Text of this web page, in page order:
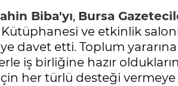
Biba'yı, Bursa
Kütüphanesi ve etkinlik
davet etti. Toplum
iş birliğine hazır
her türlü desteği vermeye